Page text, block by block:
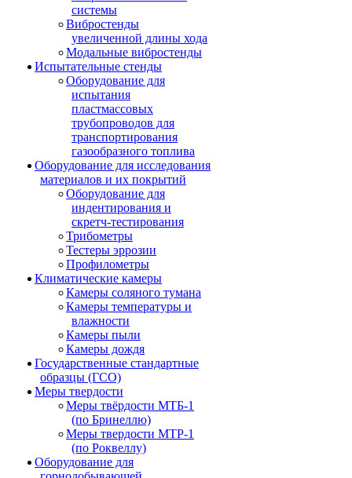
системы
Вибростенды
увеличенной длины хода
Модальные вибростенды
Испытательные стенды
Оборудование для
испытания
пластмассовых
трубопроводов для
транспортирования
газообразного топлива
Оборудование для исследования
материалов и их покрытий
Оборудование для
индентирования и
скретч-тестирования
Трибометры
Тестеры эррозии
Профилометры
Климатические камеры
Камеры соляного тумана
Камеры температуры и
влажности
Камеры пыли
Камеры дождя
Государственные стандартные
образцы (ГСО)
Меры твердости
Меры твёрдости МТБ-1
(по Бринеллю)
Меры твердости МТР-1
(по Роквеллу)
Оборудование для